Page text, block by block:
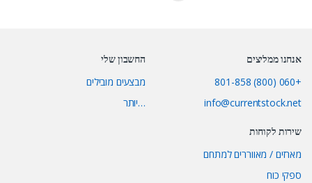
אנחנו ממליצים
+060 (800) 801-858
info@currentstock.net
החשבון שלי
מבצעים מובילים
…יותר
שירות לקוחות
מארזים / מאווררים למתחם
ספקי כוח